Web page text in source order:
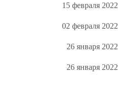
15 февраля 2022
02 февраля 2022
26 января 2022
26 января 2022